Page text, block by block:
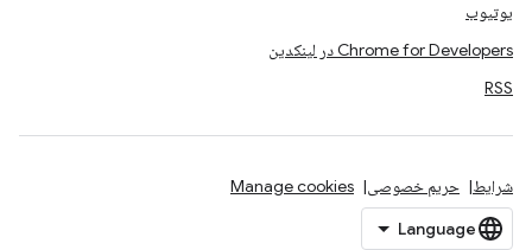
یوتیوب
Chrome for Developers در لینکدین
RSS
شرایط حریم خصوصی Manage cookies